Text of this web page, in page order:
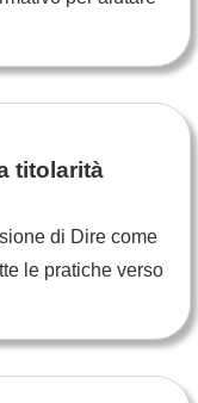
titolarità
di Dire come
le pratiche verso